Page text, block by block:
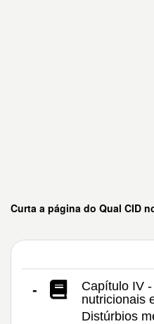
Curta a página do Qual CID
-
Capítulo IV
nutricionais
Distúrbios